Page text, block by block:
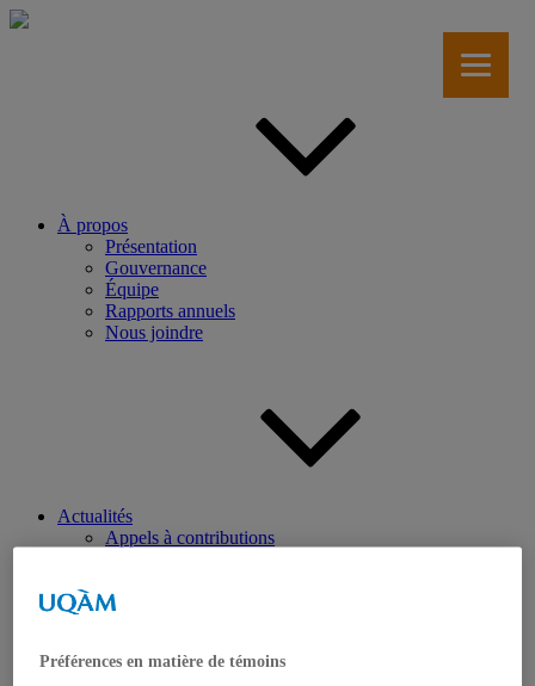
Aller
À propos
Présentation
Gouvernance
Équipe
Rapports annuels
Nous joindre
Actualités
Appels à contributions
Dans les médias
Préférences en matière de témoins